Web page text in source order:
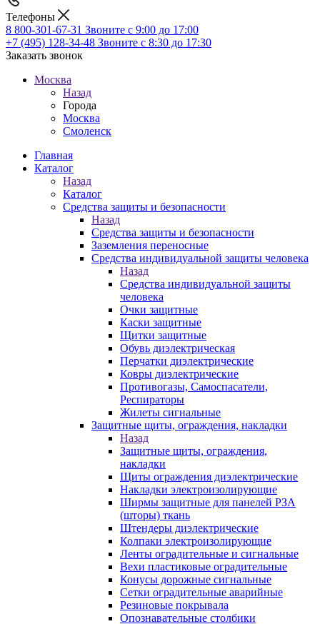
Телефоны
8 800-301-67-31 Звоните с 9:00 до 17:00
+7 (495) 128-34-48 Звоните с 8:30 до 17:30
Заказать звонок
Москва
Назад
Города
Москва
Смоленск
Главная
Каталог
Назад
Каталог
Средства защиты и безопасности
Назад
Средства защиты и безопасности
Заземления переносные
Средства индивидуальной защиты человека
Назад
Средства индивидуальной защиты
человека
Очки защитные
Каски защитные
Щитки защитные
Обувь диэлектрическая
Перчатки диэлектрические
Ковры диэлектрические
Противогазы, Самоспасатели,
Респираторы
Жилеты сигнальные
Защитные щиты, ограждения, накладки
Назад
Защитные щиты, ограждения,
накладки
Щиты ограждения диэлектрические
Накладки электроизолирующие
Ширмы защитные для панелей РЗА
(шторы) ткань
Штендеры диэлектрические
Колпаки электроизолирующие
Ленты оградительные и сигнальные
Вехи пластиковые оградительные
Конусы дорожные сигнальные
Сетки оградительные аварийные
Резиновые покрывала
Опознавательные столбики